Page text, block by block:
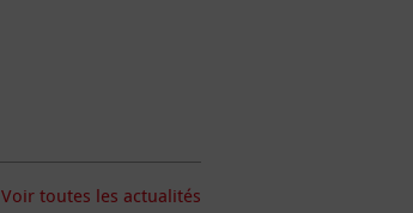
Voir toutes les actualités